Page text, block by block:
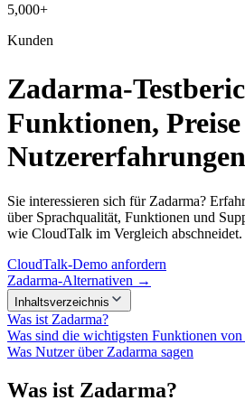
5,000+
Kunden
Zadarma-
Funktionen,
Nutzererfahrungen
Sie interessieren sich für Zadarma?
über Sprachqualität, Funktionen und
wie CloudTalk im Vergleich abschneidet.
CloudTalk-Demo anfordern
Zadarma-Alternativen →
Inhaltsverzeichnis
Was ist Zadarma?
Was sind die wichtigsten Funktionen von
Was Nutzer über Zadarma sagen
Was ist Zadarma?